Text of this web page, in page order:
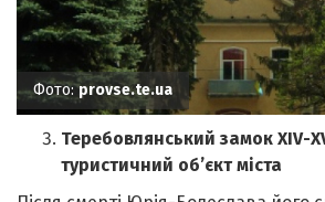
Фото:provse.te.ua
Теребовлянський замок ХIV-
туристичний об’єкт міста